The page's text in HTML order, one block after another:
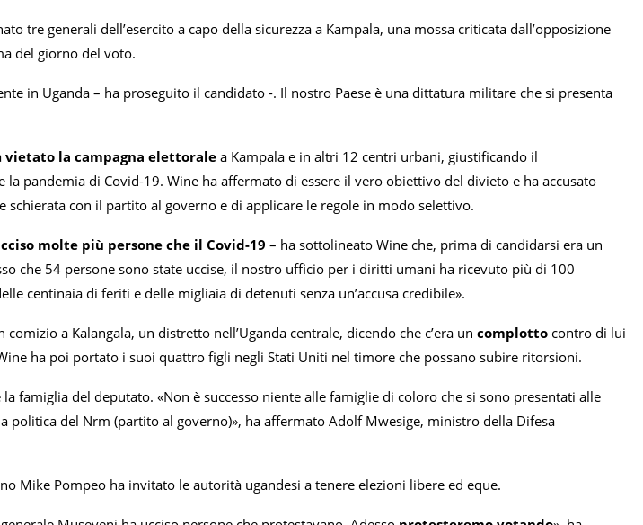
tre generali dell’esercito a capo della sicurezza a Kampala, una mossa criticata dall’opposizione
del giorno del voto.
in Uganda – ha proseguito il candidato -. Il nostro Paese è una dittatura militare che si presenta
vietato la campagna elettorale a Kampala e in altri 12 centri urbani, giustificando il
pandemia di Covid-19. Wine ha affermato di essere il vero obiettivo del divieto e ha accusato
schierata con il partito al governo e di applicare le regole in modo selettivo.
molte più persone che il Covid-19 – ha sottolineato Wine che, prima di candidarsi era un
che 54 persone sono state uccise, il nostro ufficio per i diritti umani ha ricevuto più di 100
centinaia di feriti e delle migliaia di detenuti senza un’accusa credibile».
a Kalangala, un distretto nell’Uganda centrale, dicendo che c’era un complotto contro di lui
ha poi portato i suoi quattro figli negli Stati Uniti nel timore che possano subire ritorsioni.
famiglia del deputato. «Non è successo niente alle famiglie di coloro che si sono presentati alle
politica del Nrm (partito al governo)», ha affermato Adolf Mwesige, ministro della Difesa
Mike Pompeo ha invitato le autorità ugandesi a tenere elezioni libere ed eque.